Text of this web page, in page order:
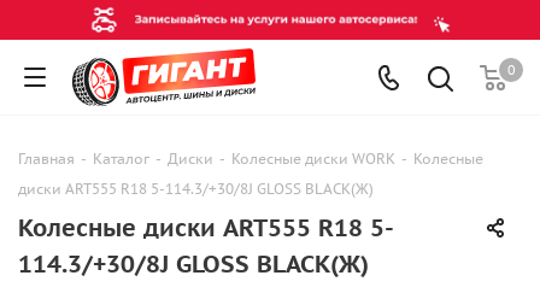
0
Главная - Каталог - Диски - Колесные диски WORK - Колесные
диски ART555 R18 5-114.3/+30/8J GLOSS BLACK(Ж)
Колесные диски ART555 R18 5-
114.3/+30/8J GLOSS BLACK(Ж)